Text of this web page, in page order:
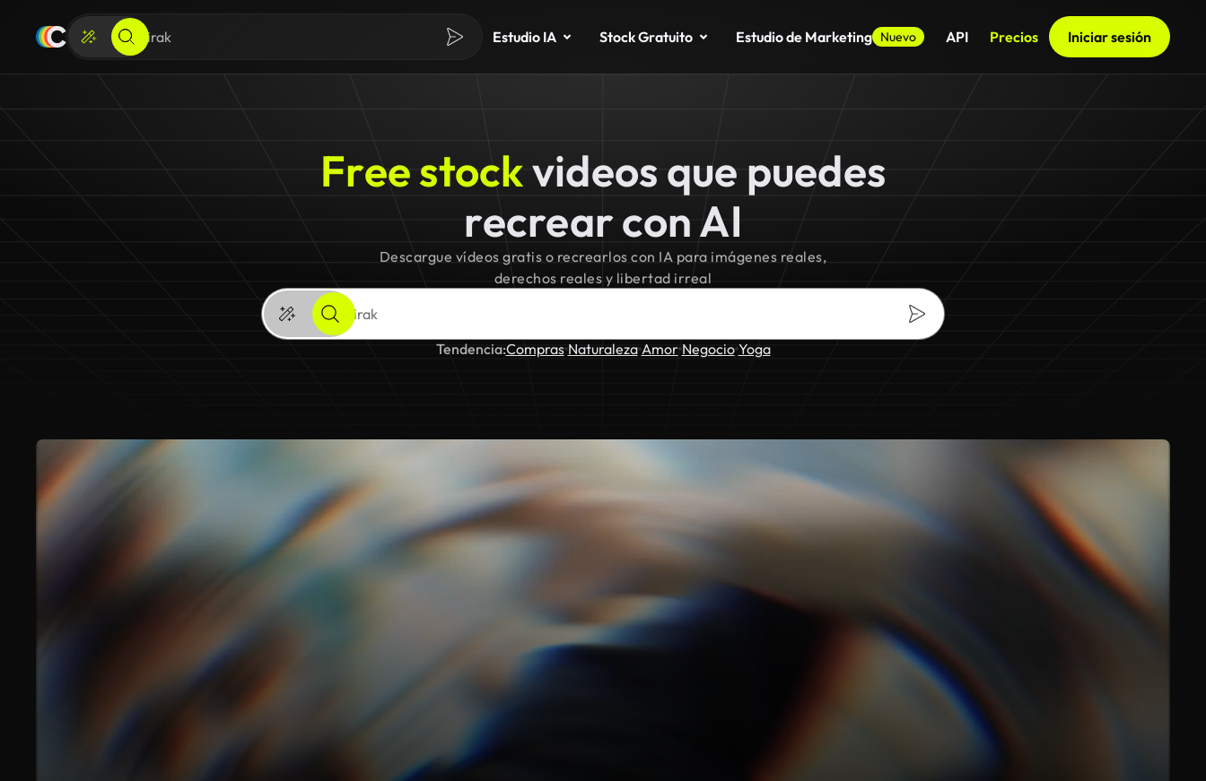
Estudio IA Stock Gratuito Estudio de Marketing Nuevo API Precios Iniciar sesión
Free stockvideos que puedes
recrear con AI
Descargue vídeos gratis o recrearlos con IA para imágenes reales,
derechos reales y libertad irreal
Tendencia:Compras Naturaleza Amor Negocio Yoga